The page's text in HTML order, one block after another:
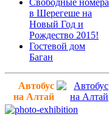
в Шерегеше на
Новый Год и
Рождество 2015!
Гостевой дом
Баган
Автобус
на Алтай